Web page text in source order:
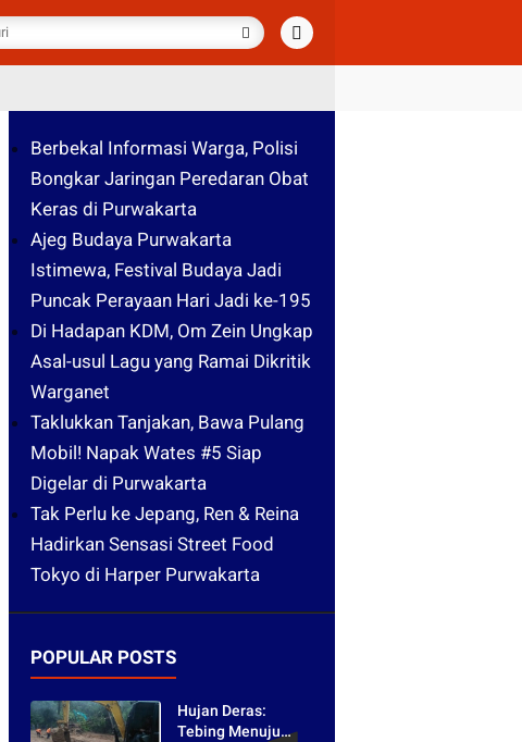
Berbekal Informasi Warga, Polisi
Bongkar Jaringan Peredaran Obat
Keras di Purwakarta
Ajeg Budaya Purwakarta
Istimewa, Festival Budaya Jadi
Puncak Perayaan Hari Jadi ke-195
Di Hadapan KDM, Om Zein Ungkap
Asal-usul Lagu yang Ramai Dikritik
Warganet
Taklukkan Tanjakan, Bawa Pulang
Mobil! Napak Wates #5 Siap
Digelar di Purwakarta
Tak Perlu ke Jepang, Ren & Reina
Hadirkan Sensasi Street Food
Tokyo di Harper Purwakarta
POPULAR POSTS
Hujan Deras:
Tebing Menuju